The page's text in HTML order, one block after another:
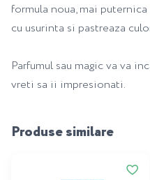
formula noua, mai
cu usurinta si pastreaza
Parfumul sau magic va va
vreti sa ii impresionati.
Produse similare